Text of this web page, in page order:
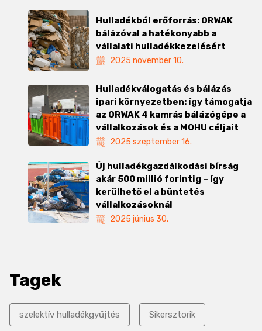
Hulladékból erőforrás: ORWAK
bálázóval a hatékonyabb a
vállalati hulladékkezelésért
2025 november 10.
Hulladékválogatás és bálázás
ipari környezetben: így támogatja
az ORWAK 4 kamrás bálázógépe a
vállalkozások és a MOHU céljait
2025 szeptember 16.
Új hulladékgazdálkodási bírság
akár 500 millió forintig – így
kerülhető el a büntetés
vállalkozásoknál
2025 június 30.
Tagek
szelektív hulladékgyűjtés Sikersztorik